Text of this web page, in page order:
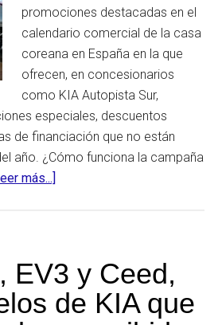
promociones destacadas en el
calendario comercial de la casa
coreana en España en la que
ofrecen, en concesionarios
como KIA Autopista Sur,
especiales, descuentos
de financiación que no están
año. ¿Cómo funciona la campaña
más...]
Días
Kia:
la
EV3 y Ceed,
de KIA que